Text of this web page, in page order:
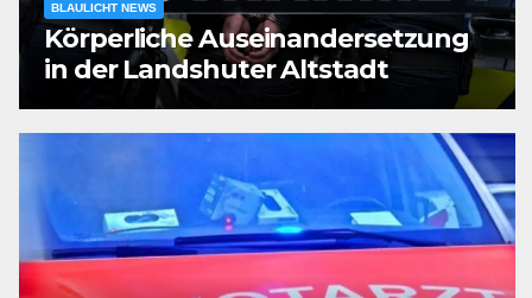
BLAULICHT NEWS
Körperliche Auseinandersetzung
in der Landshuter Altstadt